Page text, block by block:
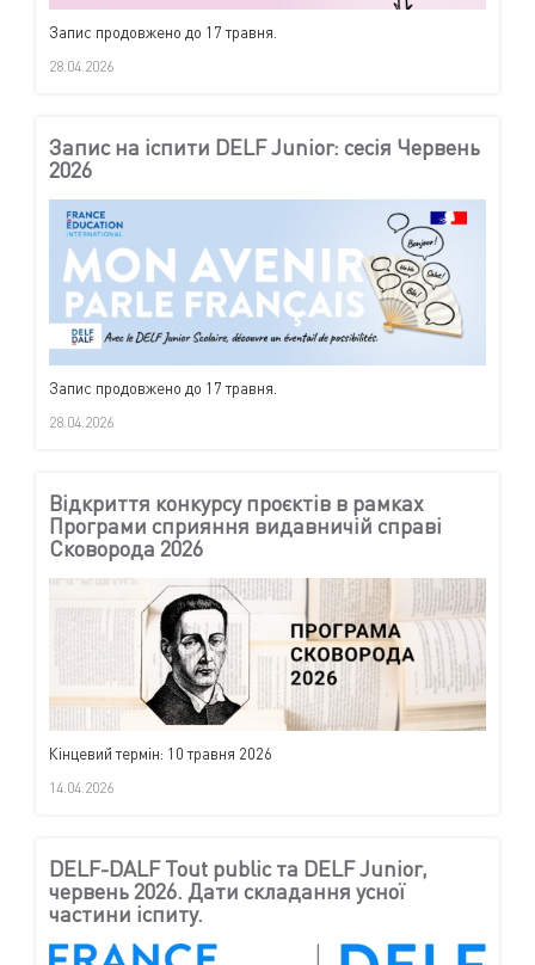
Запис продовжено до 17 травня.
28.04.2026
Запис на іспити DELF Junior: сесія Червень
2026
Запис продовжено до 17 травня.
28.04.2026
Відкриття конкурсу проєктів в рамках
Програми сприяння видавничій справі
Сковорода 2026
Кінцевий термін: 10 травня 2026
14.04.2026
DELF-DALF Tout public та DELF Junior,
червень 2026. Дати складання усної
частини іспиту.